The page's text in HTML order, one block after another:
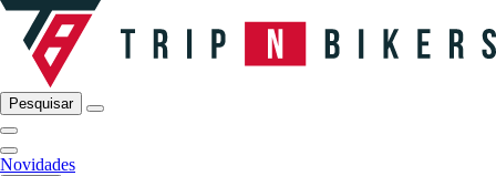
Pesquisar
Novidades